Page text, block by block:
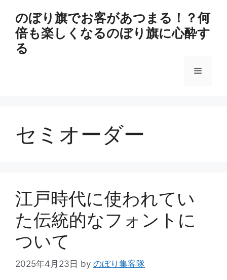
のぼり旗でお客があつまる！？何
倍も楽しくなるのぼり旗に心酔す
る
メ
セミオーダー
江戸時代に使われてい
た伝統的なフォントに
ついて
2025年4月23日 by のぼり集客隊